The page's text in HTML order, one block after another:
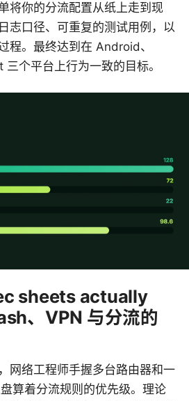
将你的分流配置从纸上走到现
志口径、可重复的测试用例，以
程。最终达到在 Android、
个平台上行为一致的目标。
sheets actually
、VPN 与分流的
网络工程师手握多台路由器和一
算着分流规则的优先级。理论